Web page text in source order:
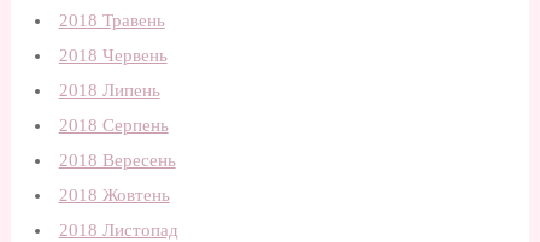
2018 Травень
2018 Червень
2018 Липень
2018 Серпень
2018 Вересень
2018 Жовтень
2018 Листопад